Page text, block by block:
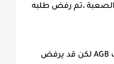
الصعبة ،تم رفض طلبه
بعض الموظفين نصحوه بالدهاب للبنك الخارجي الرئيسي في الولاية أو بنك AGB لكن قد يرفض